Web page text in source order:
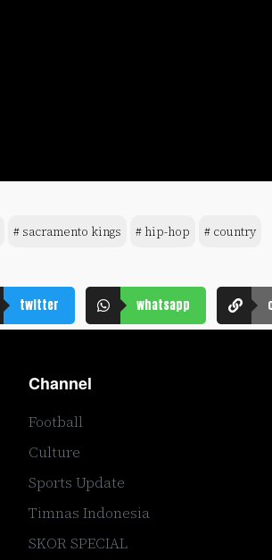
# sacramento kings # hip-hop # country
twitter whatsapp
Channel
Football
Culture
Sports Update
Timnas Indonesia
SKOR SPECIAL